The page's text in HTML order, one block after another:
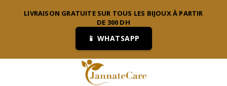
LIVRAISON GRATUITE SUR TOUS LES BIJOUX À PARTIR
DE 300 DH
📱 WHATSAPP